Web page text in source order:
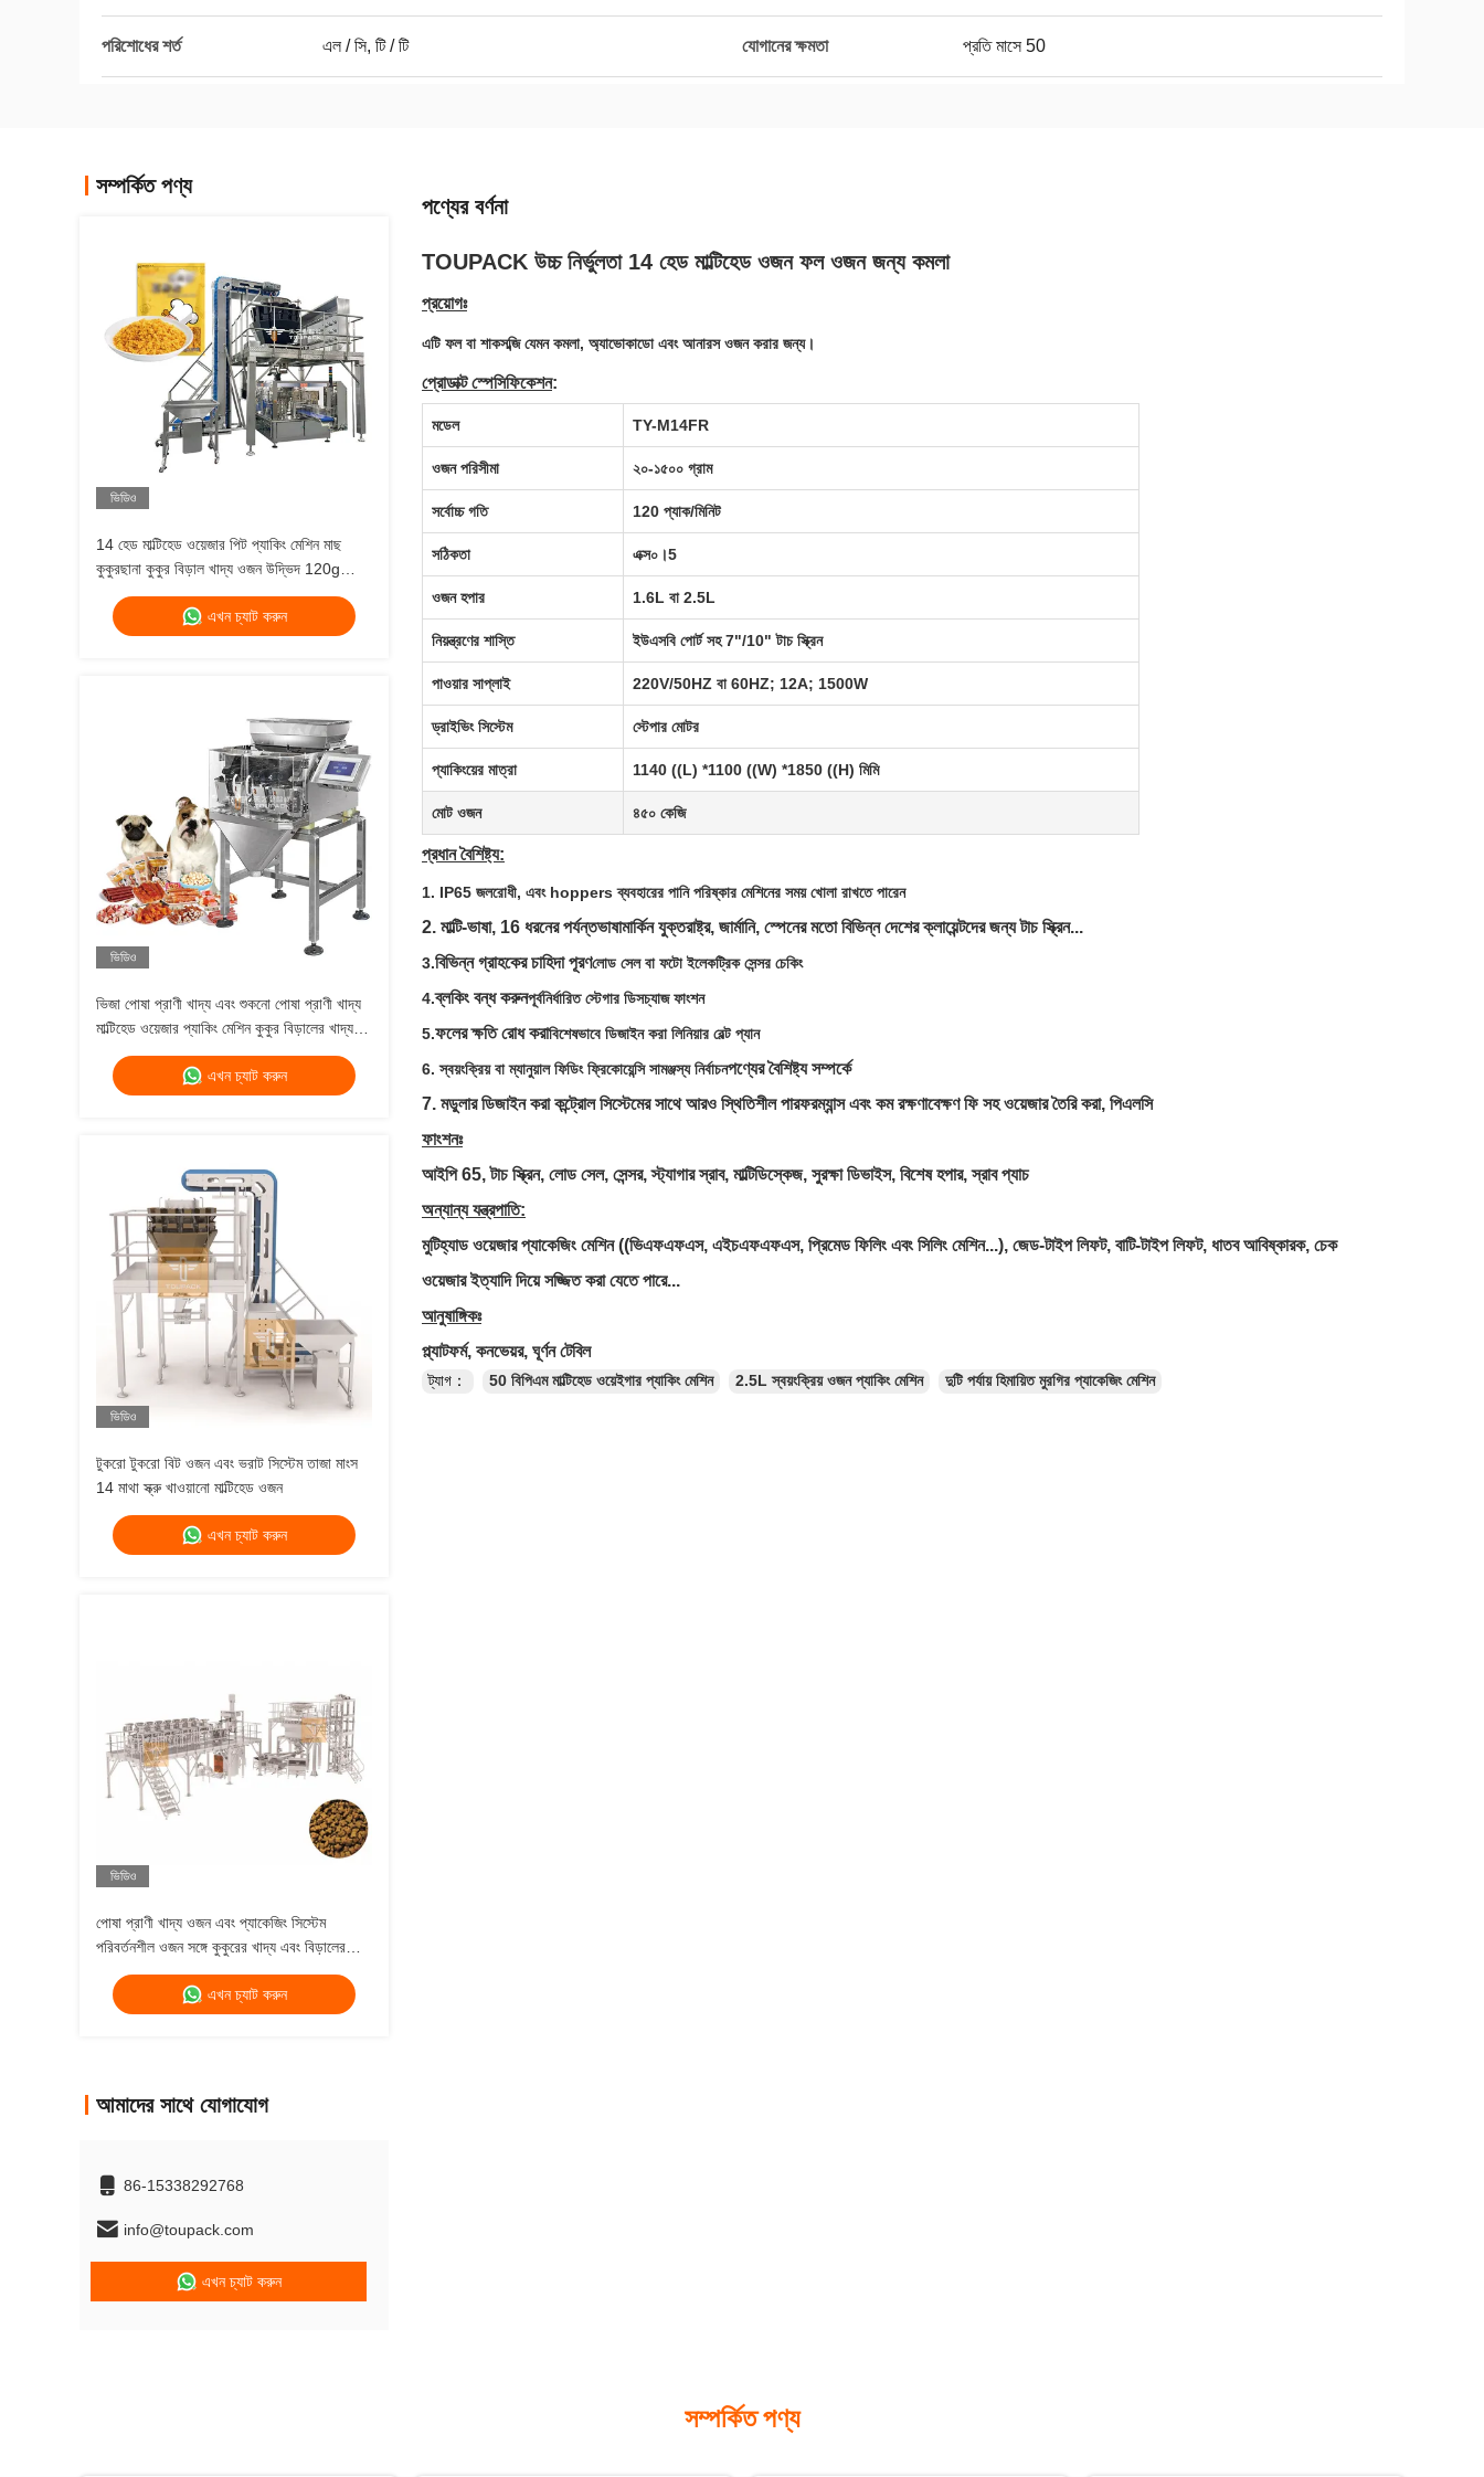
পরিশোধের শর্ত এল / সি, টি / টি যোগানের ক্ষমতা প্রতি মাসে 50
সম্পর্কিত পণ্য
ভিডিও
14 হেড মাল্টিহেড ওয়েজার পিট প্যাকিং মেশিন মাছ
কুকুরছানা কুকুর বিড়াল খাদ্য ওজন উদ্ভিদ 120g
240g 400g 1kg জিপলক প্যাকিং মেশিন
এখন চ্যাট করুন
ভিডিও
ভিজা পোষা প্রাণী খাদ্য এবং শুকনো পোষা প্রাণী খাদ্য
মাল্টিহেড ওয়েজার প্যাকিং মেশিন কুকুর বিড়ালের খাদ্য
ওজন 120g 240g 400g 1kg ব্যাগ প্যাকিং মেশিন
এখন চ্যাট করুন
ভিডিও
টুকরো টুকরো বিট ওজন এবং ভরাট সিস্টেম তাজা মাংস
14 মাথা স্ক্রু খাওয়ানো মাল্টিহেড ওজন
এখন চ্যাট করুন
ভিডিও
পোষা প্রাণী খাদ্য ওজন এবং প্যাকেজিং সিস্টেম
পরিবর্তনশীল ওজন সঙ্গে কুকুরের খাদ্য এবং বিড়ালের
খাদ্য মাল্টিহেড ওজন
এখন চ্যাট করুন
আমাদের সাথে যোগাযোগ
86-15338292768
info@toupack.com
এখন চ্যাট করুন
পণ্যের বর্ণনা
TOUPACK উচ্চ নির্ভুলতা 14 হেড মাল্টিহেড ওজন ফল ওজন জন্য কমলা
প্রয়োগঃ
এটি ফল বা শাকসব্জি যেমন কমলা, অ্যাভোকাডো এবং আনারস ওজন করার জন্য।
প্রোডাক্ট স্পেসিফিকেশন:
মডেল TY-M14FR
ওজন পরিসীমা ২০-১৫০০ গ্রাম
সর্বোচ্চ গতি 120 প্যাক/মিনিট
সঠিকতা এক্স০।5
ওজন হপার 1.6L বা 2.5L
নিয়ন্ত্রণের শাস্তি ইউএসবি পোর্ট সহ 7"/10" টাচ স্ক্রিন
পাওয়ার সাপ্লাই 220V/50HZ বা 60HZ; 12A; 1500W
ড্রাইভিং সিস্টেম স্টেপার মোটর
প্যাকিংয়ের মাত্রা 1140 ((L) *1100 ((W) *1850 ((H) মিমি
মোট ওজন ৪৫০ কেজি
প্রধান বৈশিষ্ট্য:
1. IP65 জলরোধী, এবং hoppers ব্যবহারের পানি পরিষ্কার মেশিনের সময় খোলা রাখতে পারেন
2. মাল্টি-ভাষা, 16 ধরনের পর্যন্তভাষামার্কিন যুক্তরাষ্ট্র, জার্মানি, স্পেনের মতো বিভিন্ন দেশের ক্লায়েন্টদের জন্য টাচ স্ক্রিন...
3.বিভিন্ন গ্রাহকের চাহিদা পূরণলোড সেল বা ফটো ইলেকট্রিক সেন্সর চেকিং
4.ব্লকিং বন্ধ করুনপূর্বনির্ধারিত স্টেগার ডিসচ্যাজ ফাংশন
5.ফলের ক্ষতি রোধ করাবিশেষভাবে ডিজাইন করা লিনিয়ার বেল্ট প্যান
6. স্বয়ংক্রিয় বা ম্যানুয়াল ফিডিং ফ্রিকোয়েন্সি সামঞ্জস্য নির্বাচনপণ্যের বৈশিষ্ট্য সম্পর্কে
7. মডুলার ডিজাইন করা কন্ট্রোল সিস্টেমের সাথে আরও স্থিতিশীল পারফরম্যান্স এবং কম রক্ষণাবেক্ষণ ফি সহ ওয়েজার তৈরি করা, পিএলসি
ফাংশনঃ
আইপি 65, টাচ স্ক্রিন, লোড সেল, সেন্সর, স্ট্যাগার স্রাব, মাল্টিডিস্কেজ, সুরক্ষা ডিভাইস, বিশেষ হপার, স্রাব প্যাচ
অন্যান্য যন্ত্রপাতি:
মুটিহ্যাড ওয়েজার প্যাকেজিং মেশিন ((ভিএফএফএস, এইচএফএফএস, প্রিমেড ফিলিং এবং সিলিং মেশিন...), জেড-টাইপ লিফট, বাটি-টাইপ লিফট, ধাতব আবিষ্কারক, চেক
ওয়েজার ইত্যাদি দিয়ে সজ্জিত করা যেতে পারে...
আনুষাঙ্গিকঃ
প্ল্যাটফর্ম, কনভেয়র, ঘূর্ণন টেবিল
ট্যাগ： 50 বিপিএম মাল্টিহেড ওয়েইগার প্যাকিং মেশিন 2.5L স্বয়ংক্রিয় ওজন প্যাকিং মেশিন দুটি পর্যায় হিমায়িত মুরগির প্যাকেজিং মেশিন
সম্পর্কিত পণ্য